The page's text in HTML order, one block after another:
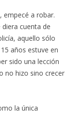
empecé a robar.
cuenta de
aquello sólo
años estuve en
sido una lección
no hizo sino crecer
la única